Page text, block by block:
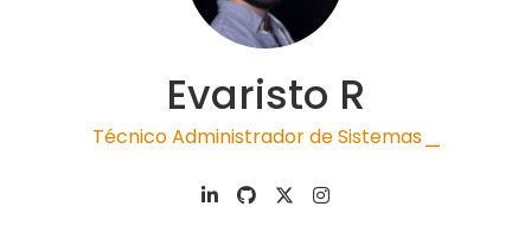
Evaristo R
Técnico Administrador de Sistemas |